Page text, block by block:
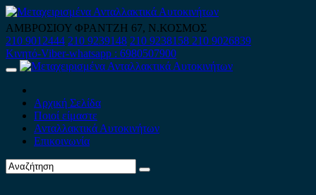
Skip
to
content
ΑΜΒΡΟΣΙΟΥ ΦΡΑΝΤΖΗ 67, Ν.ΚΟΣΜΟΣ
210 9012444 210 9239148 210 9238158 210 9026839
Κινητό-Viber-whatsapp : 6980507900
Primary
Αρχική Σελίδα
Ποιοί είμαστε
Ανταλλακτικά Αυτοκινήτων
Επικοινωνία